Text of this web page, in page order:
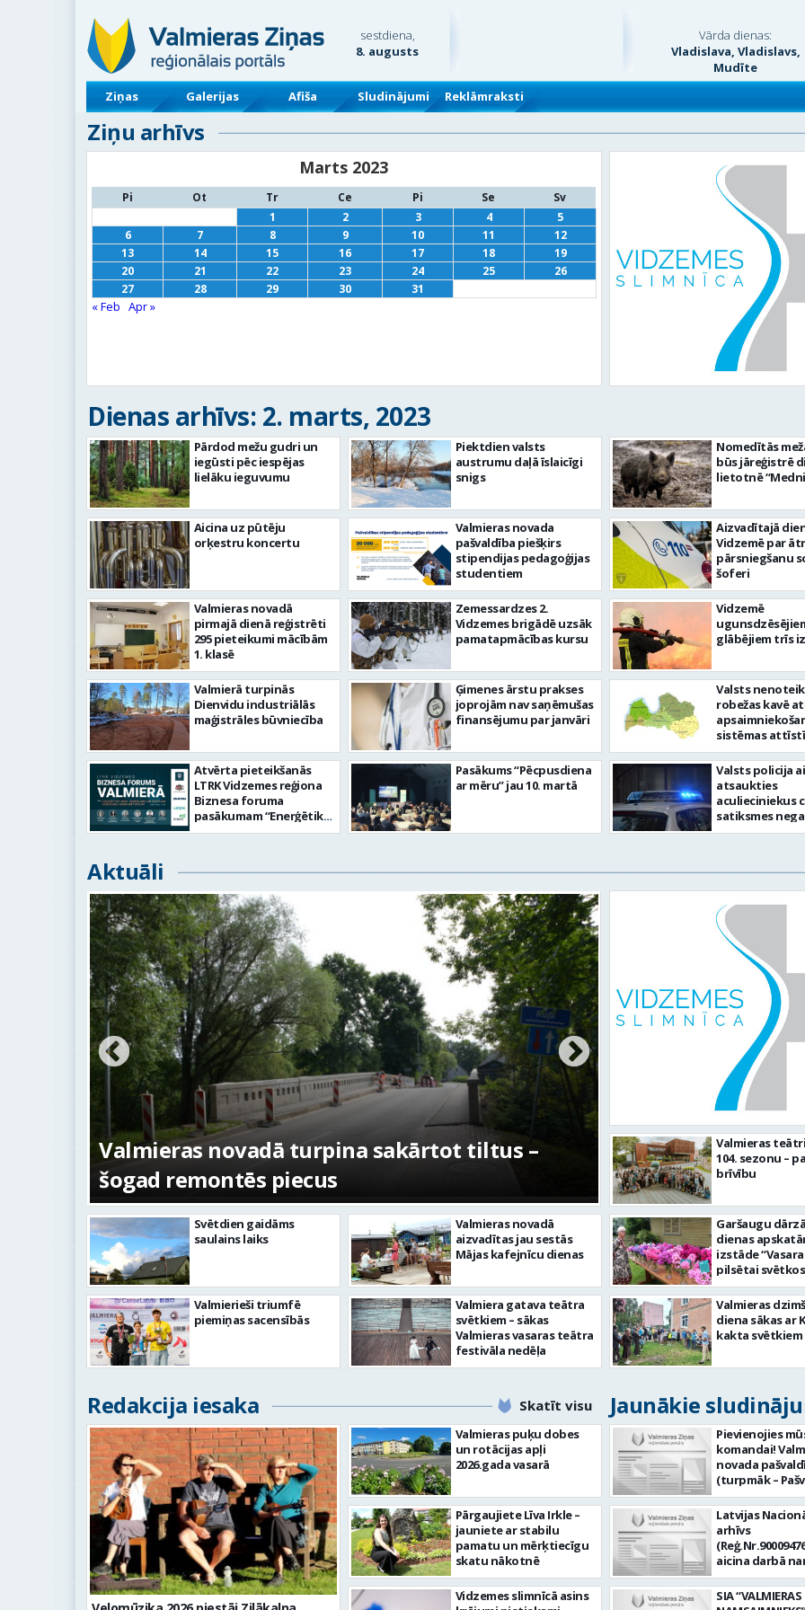
sestdiena,
8. augusts
Vārda dienas:
Vladislava, Vladislavs,
Mudīte
Ziņas Galerijas Afiša Sludinājumi Reklāmraksti
Ziņu arhīvs
Marts 2023
Pi Ot Tr Ce Pi Se
Sv
1
2 3 4
5
6
7 8 9 10 11
12
13
14 15 16 17 18
19
20
21 22 23 24 25
26
27
28 29 30 31
« Feb Apr »
Dienas arhīvs: 2. marts, 2023
Pārdod mežu gudri un
iegūsti pēc iespējas
lielāku ieguvumu
Aicina uz pūtēju
orķestru koncertu
Valmieras novadā
pirmajā dienā reģistrēti
295 pieteikumi mācībām
1. klasē
Valmierā turpinās
Dienvidu industriālās
maģistrāles būvniecība
Atvērta pieteikšanās
LTRK Vidzemes reģiona
Biznesa foruma
pasākumam “Enerģētika
2023. Risinājumi un
Valmierā
Piektdien valsts
austrumu daļā īslaicīgi
snigs
Valmieras novada
pašvaldība piešķirs
stipendijas pedagoģijas
studentiem
Zemessardzes 2.
Vidzemes brigādē uzsāk
pamatapmācības kursu
Ģimenes ārstu prakses
joprojām nav saņēmušas
finansējumu par janvāri
Pasākums “Pēcpusdiena
ar mēru” jau 10. martā
Nomedītās
būs jāreģistrē
lietotnē
Aizvadītajā
Vidzemē par
pārsniegšanu
šoferi
Vidzemē
glābējiem trīs
Valsts
robežas kavē
sistēmas
Valsts policija
atsaukties
aculieciniekus
satiksmes
Valmierā
Aktuāli
sakārtot tiltus –
No pagaidu teātra līdz laikmetīgās kultūras
centram – kā attīstīsies “Kurtuve”
Svētdien gaidāms
saulains laiks
Valmierieši triumfē
piemiņas sacensībās
Valmieras novadā
aizvadītas jau sestās
Mājas kafejnīcu dienas
Valmiera gatava teātra
svētkiem – sākas
Valmieras vasaras teātra
festivāla nedēļa
Valmieras
104. sezonu –
brīvību
Garšaugu
dienas
izstāde
pilsētai
Valmieras
diena sākas ar
kakta svētkiem
Redakcija iesaka Skatīt visu Jaunākie
Valmieras puķu dobes
un rotācijas apļi
2026.gada vasarā
Pārgaujiete Līva Irkle –
jauniete ar stabilu
pamatu un mērķtiecīgu
skatu nākotnē
Vidzemes slimnīcā asins
Pievienojies
komandai!
novada
(turpmāk –
aicina darbā
Informācijas
centra (ITC)
tehnoloģiju
vieta: Rūjienas
Naukšēnu
Latvijas
arhīvs
aicina darbā
pārzini (uz
laiku)
valsts arhīvā Mēs
SIA “VALMIERAS